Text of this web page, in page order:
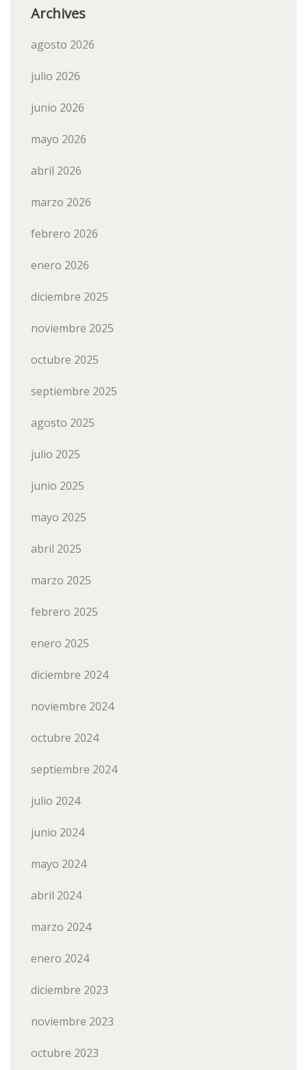
Archives
agosto 2026
julio 2026
junio 2026
mayo 2026
abril 2026
marzo 2026
febrero 2026
enero 2026
diciembre 2025
noviembre 2025
octubre 2025
septiembre 2025
agosto 2025
julio 2025
junio 2025
mayo 2025
abril 2025
marzo 2025
febrero 2025
enero 2025
diciembre 2024
noviembre 2024
octubre 2024
septiembre 2024
julio 2024
junio 2024
mayo 2024
abril 2024
marzo 2024
enero 2024
diciembre 2023
noviembre 2023
octubre 2023